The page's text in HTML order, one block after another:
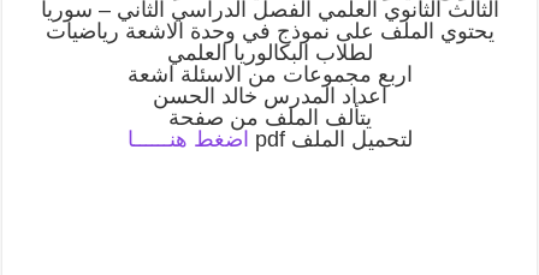
الثالث الثانوي العلمي الفصل الدراسي الثاني – سوريا
يحتوي الملف على نموذج في وحدة الاشعة رياضيات
لطلاب البكالوريا العلمي
اربع مجموعات من الاسئلة اشعة
اعداد المدرس خالد الحسن
يتألف الملف من صفحة
لتحميل الملف pdf
اضغط هنــــــا